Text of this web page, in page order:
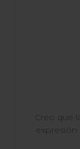
Creo que
expresión